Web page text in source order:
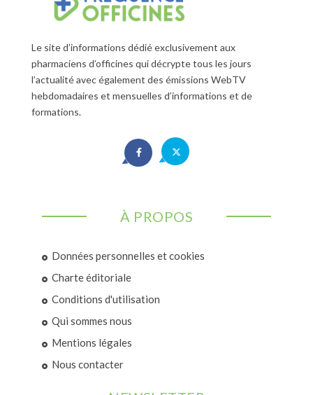
Le site d’informations dédié exclusivement aux
pharmaciens d’officines qui décrypte tous les jours
l’actualité avec également des émissions WebTV
hebdomadaires et mensuelles d’informations et de
formations.
À PROPOS
Données personnelles et cookies
Charte éditoriale
Conditions d'utilisation
Qui sommes nous
Mentions légales
Nous contacter